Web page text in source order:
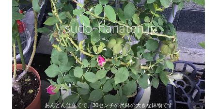
あんどん仕立てで、30センチの尺鉢の大きな鉢物です